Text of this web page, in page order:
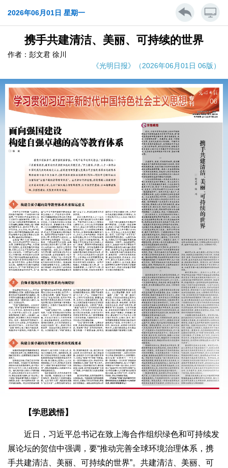
2026年06月01日 星期一
携手共建清洁、美丽、可持续的世界
作者：彭文君 徐川
《光明日报》（2026年06月01日 06版）
【学思践悟】
近日，习近平总书记在致上海合作组织绿色和可持续发
展论坛的贺信中强调，要“推动完善全球环境治理体系，携
手共建清洁、美丽、可持续的世界”。共建清洁、美丽、可